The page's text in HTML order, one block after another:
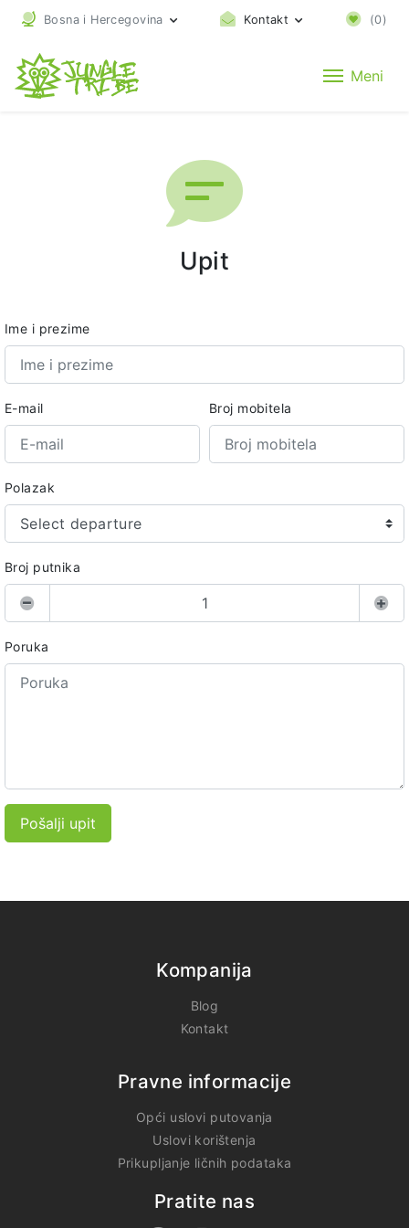
Bosna i Hercegovina Kontakt (0)
Meni
Upit
Ime i prezime
E-mail Broj mobitela
Polazak
Select departure
Broj putnika
Poruka
Pošalji upit
Kompanija
Blog
Kontakt
Pravne informacije
Opći uslovi putovanja
Uslovi korištenja
Prikupljanje ličnih podataka
Pratite nas